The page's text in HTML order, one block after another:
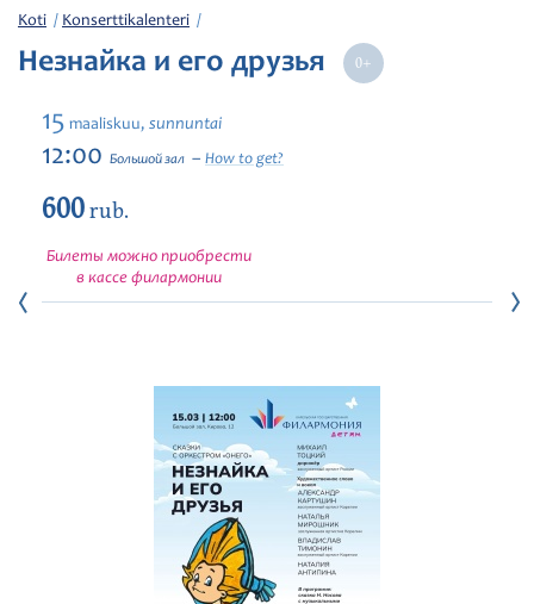
Filharmonia
Festivaalit
Koti Konserttikalenteri
Незнайка и его друзья
15 maaliskuu, sunnuntai
12:00 Большой зал How to get?
600rub.
Билеты можно приобрести
в кассе филармонии